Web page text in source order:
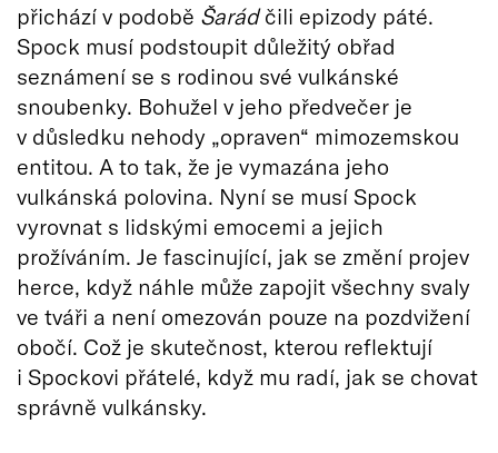
přichází v podobě Šarádčili epizody páté.
Spock musí podstoupit důležitý obřad
seznámení se s rodinou své vulkánské
snoubenky. Bohužel v jeho předvečer je
v důsledku nehody „opraven“ mimozemskou
entitou. A to tak, že je vymazána jeho
vulkánská polovina. Nyní se musí Spock
vyrovnat s lidskými emocemi a jejich
prožíváním. Je fascinující, jak se změní projev
herce, když náhle může zapojit všechny svaly
ve tváři a není omezován pouze na pozdvižení
obočí. Což je skutečnost, kterou reflektují
i Spockovi přátelé, když mu radí, jak se chovat
správně vulkánsky.